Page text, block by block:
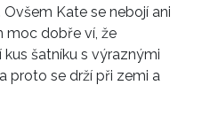
Kate se nebojí ani
moc dobře ví, že
šatníku s výraznými
proto se drží při zemi a